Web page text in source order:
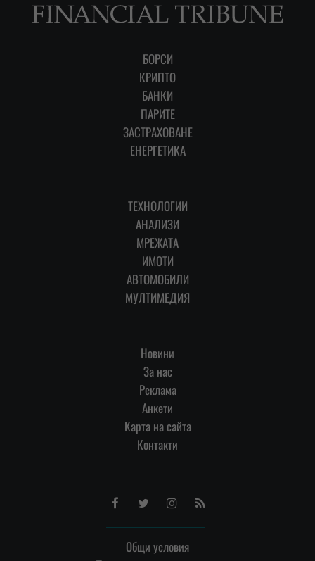
БОРСИ
КРИПТО
БАНКИ
ПАРИТЕ
ЗАСТРАХОВАНЕ
ЕНЕРГЕТИКА
ТЕХНОЛОГИИ
АНАЛИЗИ
МРЕЖАТА
ИМОТИ
АВТОМОБИЛИ
МУЛТИМЕДИЯ
Новини
За нас
Реклама
Анкети
Карта на сайта
Контакти
FacebookTwitterInstagram
RSS
Общи условия